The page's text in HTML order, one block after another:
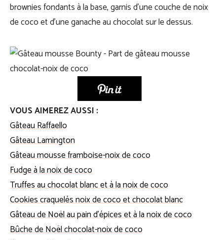
brownies fondants à la base, garnis d’une couche de noix
de coco et d’une ganache au chocolat sur le dessus.
VOUS AIMEREZ AUSSI :
Gâteau Raffaello
Gâteau Lamington
Gâteau mousse framboise-noix de coco
Fudge à la noix de coco
Truffes au chocolat blanc et à la noix de coco
Cookies craquelés noix de coco et chocolat blanc
Gâteau de Noël au pain d’épices et à la noix de coco
Bûche de Noël chocolat-noix de coco